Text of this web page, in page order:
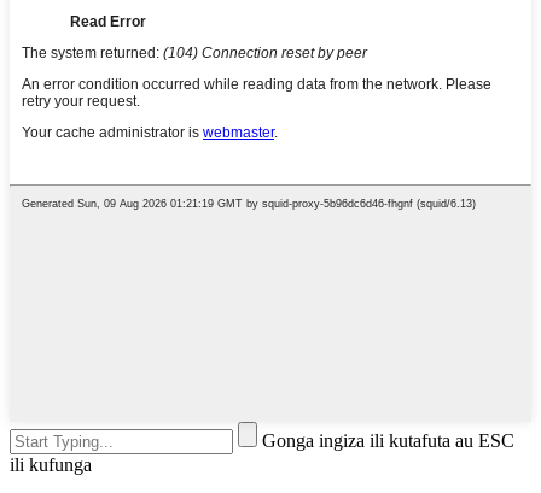
Gonga ingiza ili kutafuta au ESC
ili kufunga